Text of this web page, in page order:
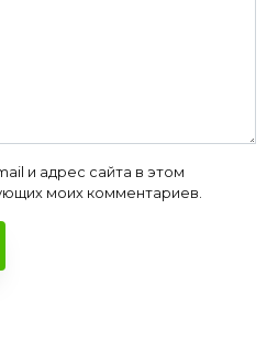
и адрес сайта в этом
моих комментариев.